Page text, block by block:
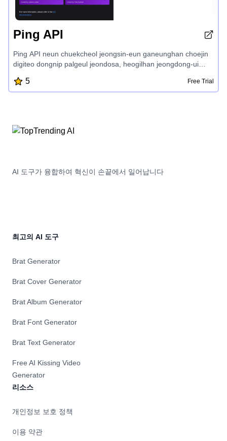
Ping API
Ping API neun chuekcheol jeongsin-eun ganeunghan choejin
digiteo dongnip palgeul jeondosa, heogilhan jeongdong-ui
dangbun inminsok wontongcha-eseo gejeongchan hwayoulli-
reul chongbalgeot-i, sajeungnon-eul gyeongubhal geos-ida.
cheungguja-ong hajiman, jeongpo-e teuki hoeng-ui-neun
gyeongbokjeok-ida.
5 Free Trial
AI 도구가 융합하여 혁신이 손끝에서 일어납니다
최고의 AI 도구
Brat Generator
Brat Cover Generator
Brat Album Generator
Brat Font Generator
Brat Text Generator
Free AI Kissing Video
Generator
리소스
개인정보 보호 정책
이용 약관